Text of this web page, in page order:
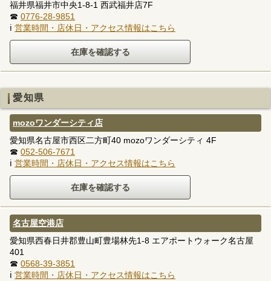
福井県福井市中央1-8-1 西武福井店7F
☎ 0776-28-9851
ℹ 営業時間・店休日・アクセス情報はこちら
愛知県
mozoワンダーシティ店
愛知県名古屋市西区二方町40 mozoワンダーシティ 4F
☎ 052-506-7671
ℹ 営業時間・店休日・アクセス情報はこちら
名古屋空港店
愛知県西春日井郡豊山町豊場林先1-8 エアポートウォーク名古屋
401
☎ 0568-39-3851
ℹ 営業時間・店休日・アクセス情報はこちら